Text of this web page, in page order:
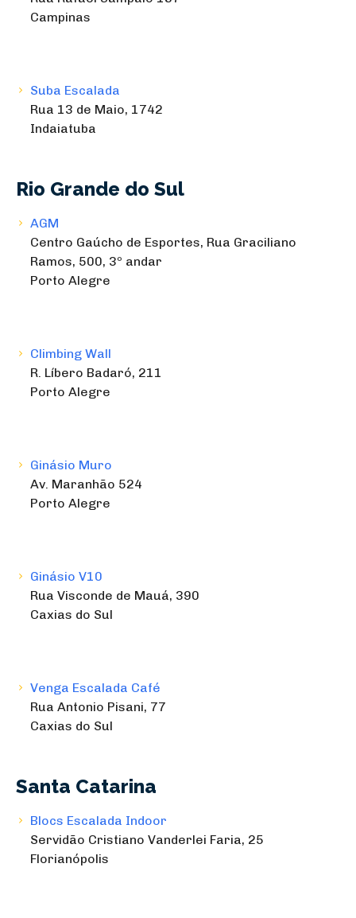
Campinas
Suba Escalada
Rua 13 de Maio, 1742
Indaiatuba
Rio Grande do Sul
AGM
Centro Gaúcho de Esportes, Rua Graciliano
Ramos, 500, 3º andar
Porto Alegre
Climbing Wall
R. Líbero Badaró, 211
Porto Alegre
Ginásio Muro
Av. Maranhão 524
Porto Alegre
Ginásio V10
Rua Visconde de Mauá, 390
Caxias do Sul
Venga Escalada Café
Rua Antonio Pisani, 77
Caxias do Sul
Santa Catarina
Blocs Escalada Indoor
Servidão Cristiano Vanderlei Faria, 25
Florianópolis